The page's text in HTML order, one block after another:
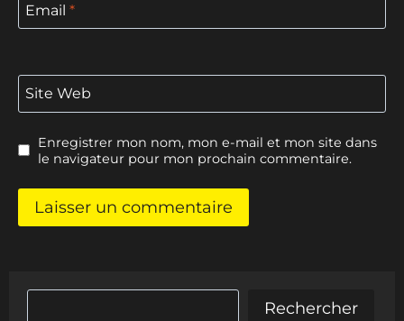
Email *
Site Web
Enregistrer mon nom, mon e-mail et mon site dans
le navigateur pour mon prochain commentaire.
Rechercher